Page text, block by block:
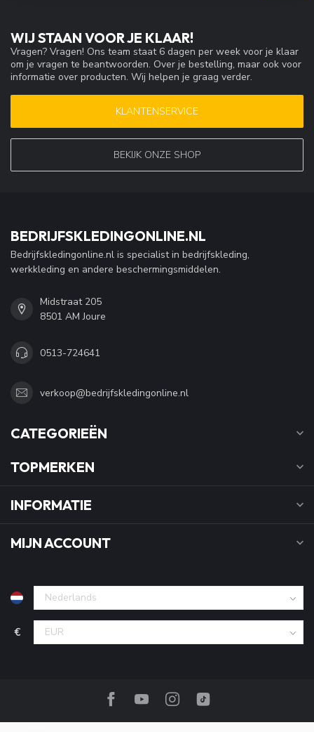
WIJ STAAN VOOR JE KLAAR!
Vragen? Vragen! Ons team staat 6 dagen per week voor je klaar
om je vragen te beantwoorden. Over je bestelling, maar ook voor
informatie over producten. Wij helpen je graag verder.
KLANTENSERVICE
BEKIJK ONZE SHOP
BEDRIJFSKLEDINGONLINE.NL
Bedrijfskledingonline.nl is specialist in bedrijfskleding,
werkkleding en andere beschermingsmiddelen.
Midstraat 205
8501 AM Joure
0513-724641
verkoop@bedrijfskledingonline.nl
CATEGORIEËN
TOPMERKEN
INFORMATIE
MIJN ACCOUNT
€